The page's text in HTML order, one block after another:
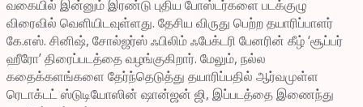
வகையில் இன்னும் இரண்டு புதிய போஸ்டர்களை படக்குழு
விரைவில் வெளியிடவுள்ளது. தேசிய விருது பெற்ற தயாரிப்பாளர்
கே.எஸ். சினிஷ், சோல்ஜர்ஸ் ஃபிலிம் ஃபேக்டரி பேனரின் கீழ் ‘சூப்பர்
ஹீரோ’ திரைப்படத்தை வழங்குகிறார். மேலும், நல்ல
கதைக்களங்களை தேர்ந்தெடுத்து தயாரிப்பதில் ஆர்வமுள்ள
ரெடாக்டட் ஸ்டுடியோஸின் ஷான்ஜன் ஜி, இப்படத்தை இணைந்து